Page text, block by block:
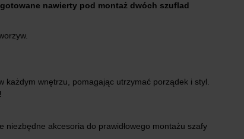
nawierty pod montaż dwóch szuflad
wnętrzu, pomagając utrzymać porządek i styl.
akcesoria do prawidłowego montażu szafy